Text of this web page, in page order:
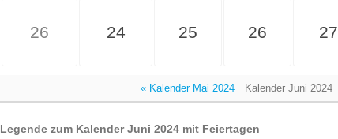
26 24 25 26 27
« Kalender Mai 2024 Kalender Juni 2024
Legende zum Kalender Juni 2024 mit Feiertagen